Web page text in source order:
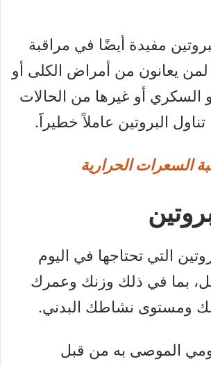
مفيدة أيضًا في مراقبة
لمن يعانون من أمراض الكلى أو
السكري أو غيرها من الحالات
البروتين عاملاً خطيراََ.
السعرات الحرارية
التي تحتاجها في اليوم
بما في ذلك وزنك وعمرك
ومستوى نشاطك البدني.
الموصى به من قبل